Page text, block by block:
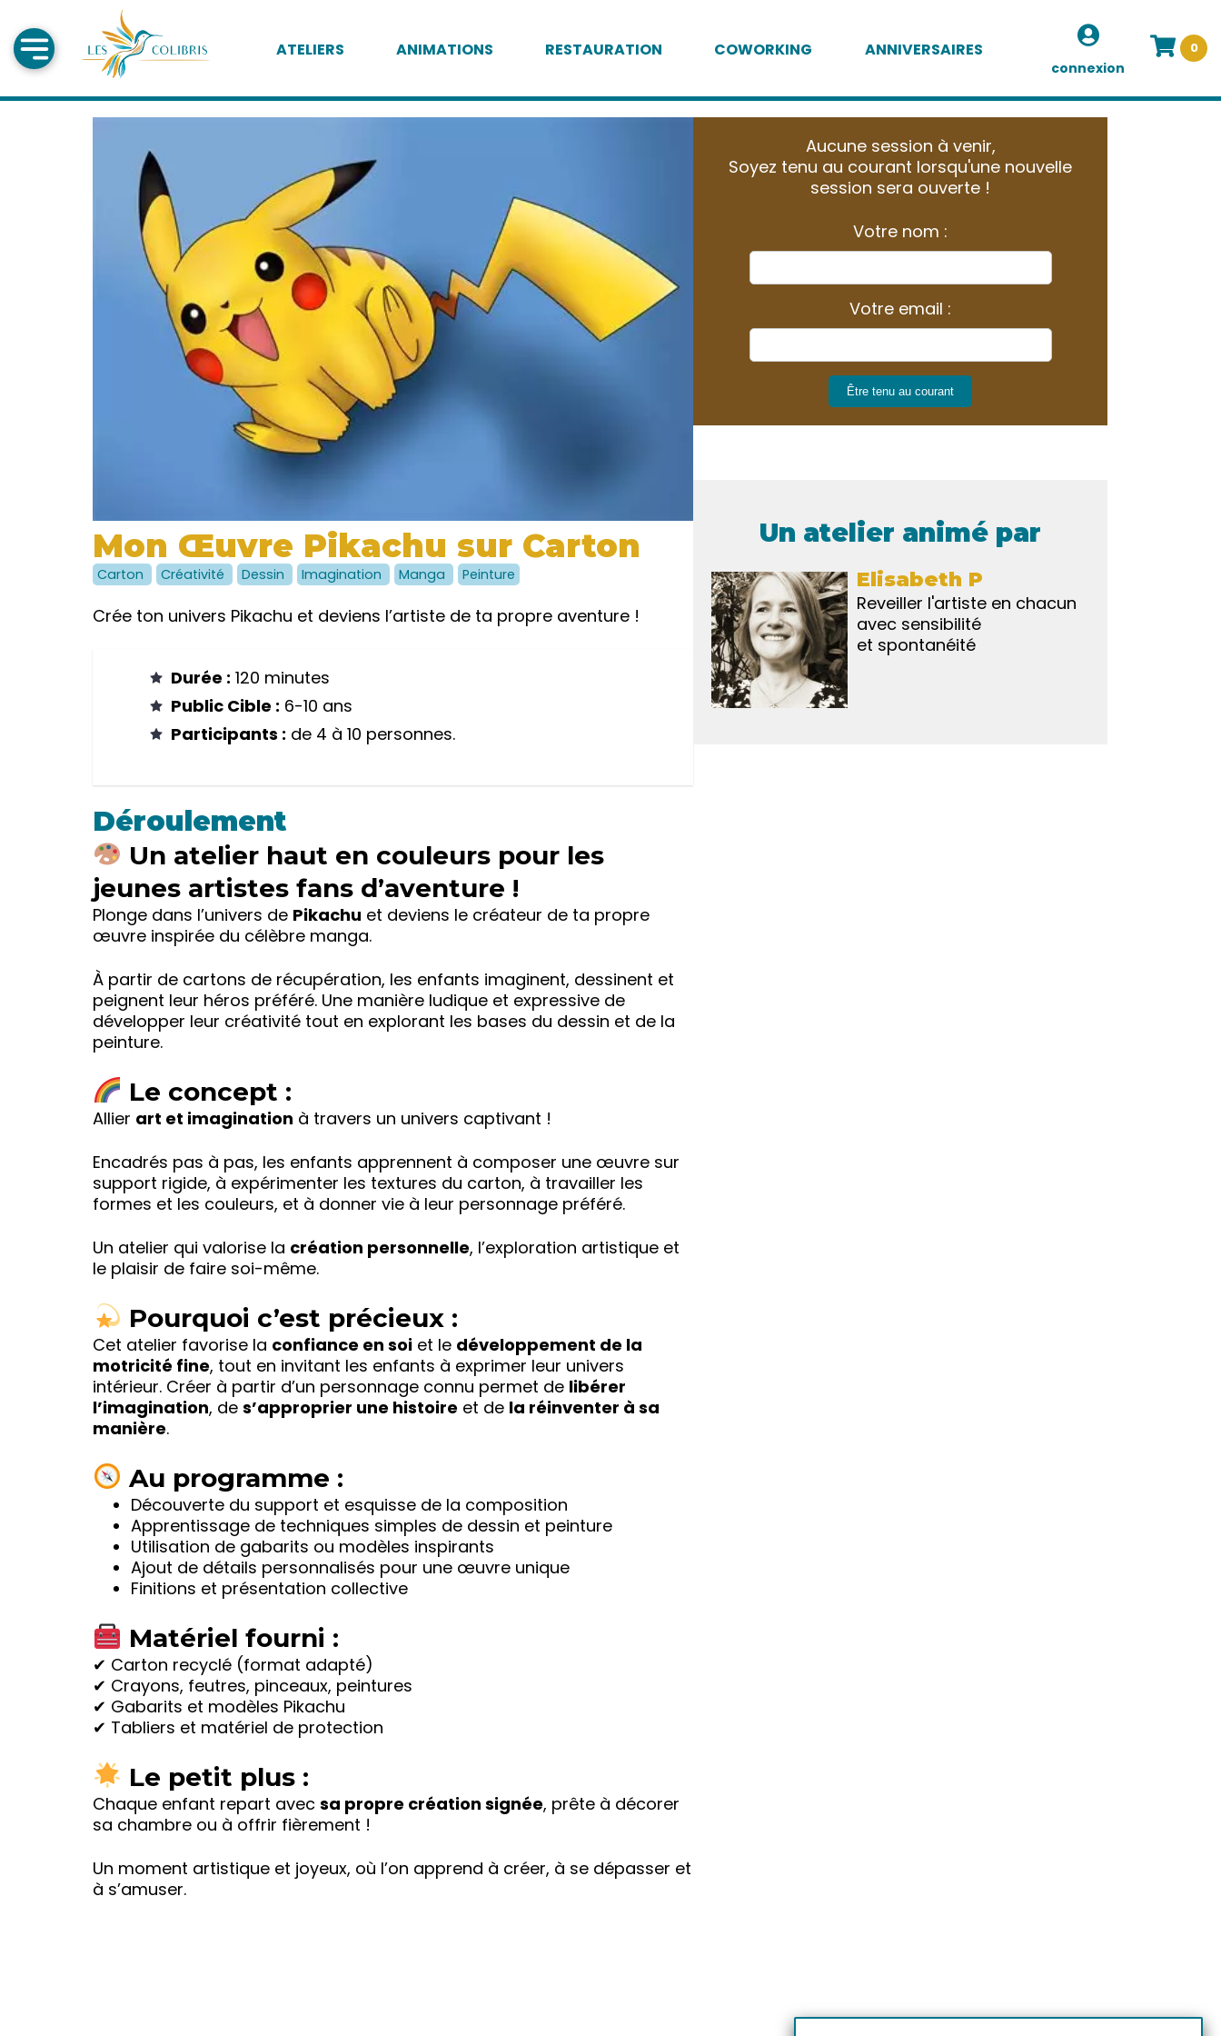
ATELIERS ANIMATIONS RESTAURATION COWORKING ANNIVERSAIRES
connexion
0
Mon Œuvre Pikachu sur Carton
Carton Créativité Dessin Imagination Manga Peinture
Crée ton univers Pikachu et deviens l’artiste de ta propre aventure !
Durée : 120 minutes
Public Cible : 6-10 ans
Participants : de 4 à 10 personnes.
Déroulement
Un atelier haut en couleurs pour les
jeunes artistes fans d’aventure !
Plonge dans l’univers de Pikachu et deviens le créateur de ta propre
œuvre inspirée du célèbre manga.
À partir de cartons de récupération, les enfants imaginent, dessinent et
peignent leur héros préféré. Une manière ludique et expressive de
développer leur créativité tout en explorant les bases du dessin et de la
peinture.
Le concept :
Allier art et imagination à travers un univers captivant !
Encadrés pas à pas, les enfants apprennent à composer une œuvre sur
support rigide, à expérimenter les textures du carton, à travailler les
formes et les couleurs, et à donner vie à leur personnage préféré.
Un atelier qui valorise la création personnelle, l’exploration artistique et
le plaisir de faire soi-même.
Pourquoi c’est précieux :
Cet atelier favorise la confiance en soi et le développement de la
motricité fine, tout en invitant les enfants à exprimer leur univers
intérieur. Créer à partir d’un personnage connu permet de libérer
l’imagination, de s’approprier une histoire et de la réinventer à sa
manière.
Au programme :
Découverte du support et esquisse de la composition
Apprentissage de techniques simples de dessin et peinture
Utilisation de gabarits ou modèles inspirants
Ajout de détails personnalisés pour une œuvre unique
Finitions et présentation collective
Matériel fourni :
✔ Carton recyclé (format adapté)
✔ Crayons, feutres, pinceaux, peintures
✔ Gabarits et modèles Pikachu
✔ Tabliers et matériel de protection
Le petit plus :
Chaque enfant repart avec sa propre création signée, prête à décorer
sa chambre ou à offrir fièrement !
Un moment artistique et joyeux, où l’on apprend à créer, à se dépasser et
à s’amuser.
Aucune session à venir,
Soyez tenu au courant lorsqu'une nouvelle
session sera ouverte !
Votre nom :
Votre email :
Être tenu au courant
Un atelier animé par
Elisabeth P
Reveiller l'artiste en chacun
avec sensibilité
et spontanéité